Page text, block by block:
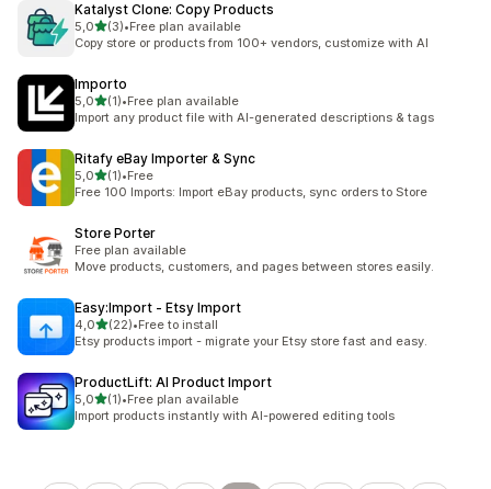
Katalyst Clone: Copy Products
5,0de 5 estrelas
(3)
3 total de avaliações
•Free plan available
Copy store or products from 100+ vendors, customize with AI
Importo
5,0de 5 estrelas
(1)
1 total de avaliações
•Free plan available
Import any product file with AI-generated descriptions & tags
Ritafy eBay Importer & Sync
5,0de 5 estrelas
(1)
1 total de avaliações
•Free
Free 100 Imports: Import eBay products, sync orders to Store
Store Porter
Free plan available
Move products, customers, and pages between stores easily.
Easy:Import ‑ Etsy Import
4,0de 5 estrelas
(22)
22 total de avaliações
•Free to install
Etsy products import - migrate your Etsy store fast and easy.
ProductLift: AI Product Import
5,0de 5 estrelas
(1)
1 total de avaliações
•Free plan available
Import products instantly with AI-powered editing tools